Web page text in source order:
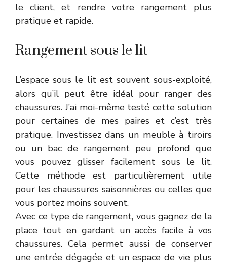
le client, et rendre votre rangement plus
pratique et rapide.
Rangement sous le lit
L’espace sous le lit est souvent sous-exploité,
alors qu’il peut être idéal pour ranger des
chaussures. J’ai moi-même testé cette solution
pour certaines de mes paires et c’est très
pratique. Investissez dans un meuble à tiroirs
ou un bac de rangement peu profond que
vous pouvez glisser facilement sous le lit.
Cette méthode est particulièrement utile
pour les chaussures saisonnières ou celles que
vous portez moins souvent.
Avec ce type de rangement, vous gagnez de la
place tout en gardant un accès facile à vos
chaussures. Cela permet aussi de conserver
une entrée dégagée et un espace de vie plus